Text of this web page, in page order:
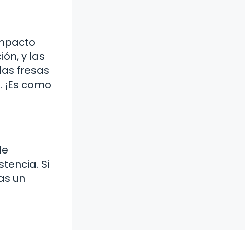
y las
fresas
como
Si
un